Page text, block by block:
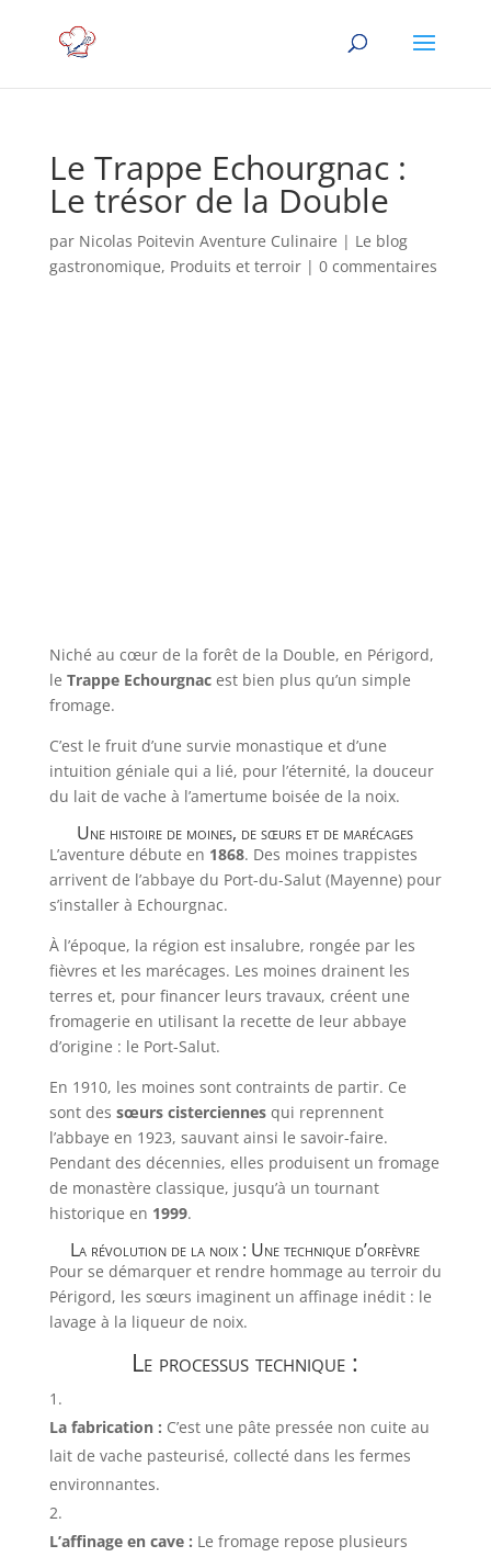
Le Trappe Echourgnac :
Le trésor de la Double
par Nicolas Poitevin Aventure Culinaire | Le blog
gastronomique, Produits et terroir| 0 commentaires
Niché au cœur de la forêt de la Double, en Périgord,
le Trappe Echourgnacest bien plus qu’un simple
fromage.
C’est le fruit d’une survie monastique et d’une
intuition géniale qui a lié, pour l’éternité, la douceur
du lait de vache à l’amertume boisée de la noix.
Une histoire de moines, de sœurs et de marécages
L’aventure débute en 1868. Des moines trappistes
arrivent de l’abbaye du Port-du-Salut (Mayenne) pour
s’installer à Echourgnac.
À l’époque, la région est insalubre, rongée par les
fièvres et les marécages. Les moines drainent les
terres et, pour financer leurs travaux, créent une
fromagerie en utilisant la recette de leur abbaye
d’origine : le Port-Salut.
En 1910, les moines sont contraints de partir. Ce
sont des sœurs cisterciennesqui reprennent
l’abbaye en 1923, sauvant ainsi le savoir-faire.
Pendant des décennies, elles produisent un fromage
de monastère classique, jusqu’à un tournant
historique en 1999.
La révolution de la noix : Une technique d’orfèvre
Pour se démarquer et rendre hommage au terroir du
Périgord, les sœurs imaginent un affinage inédit : le
lavage à la liqueur de noix.
Le processus technique :
La fabrication : C’est une pâte pressée non cuite au
lait de vache pasteurisé, collecté dans les fermes
environnantes.
L’affinage en cave : Le fromage repose plusieurs